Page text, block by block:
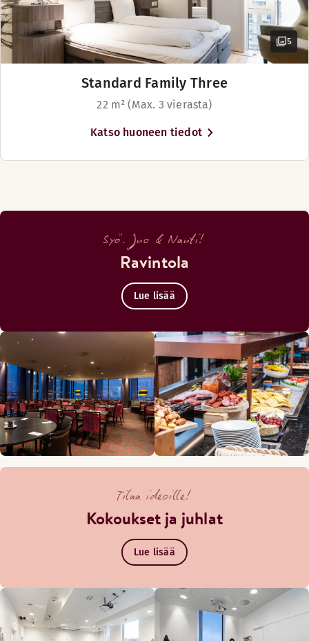
5
Standard Family Three
22 m² (Max. 3 vierasta)
Katso huoneen tiedot
Syö. Juo & Nauti!
Ravintola
Lue lisää
Tilaa ideoille!
Kokoukset ja juhlat
Lue lisää